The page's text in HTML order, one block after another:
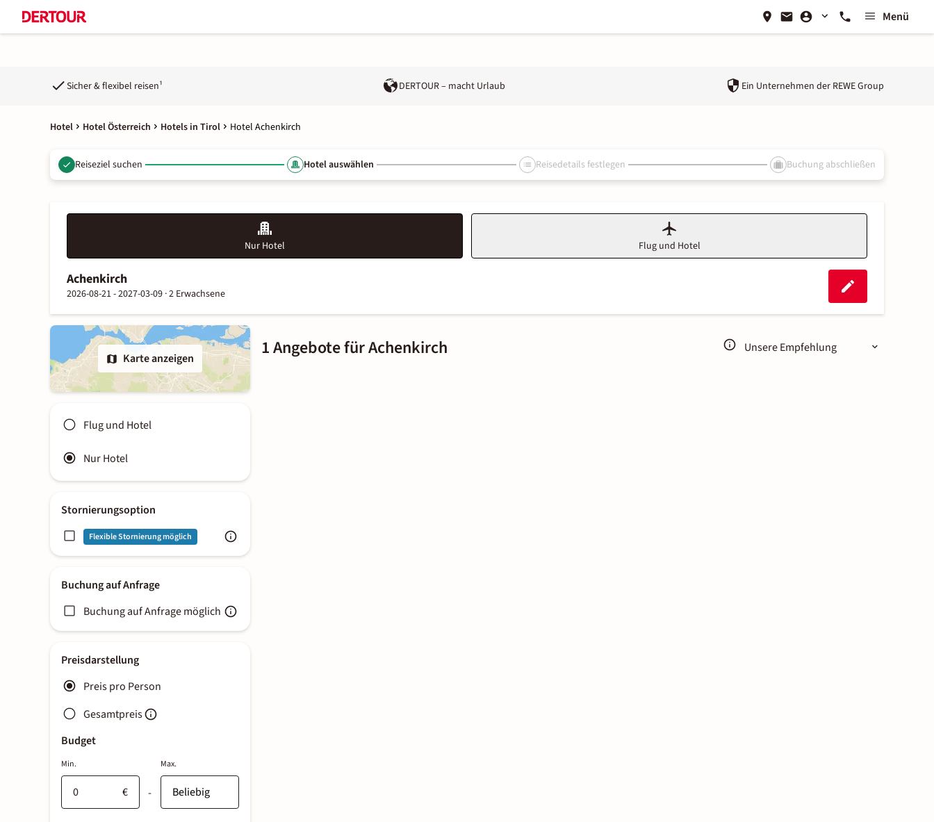
Menü
Sicher & flexibel reisen¹ DERTOUR – macht Urlaub Ein Unternehmen der REWE Group
Hotel Hotel Österreich Hotels in Tirol Hotel Achenkirch
Reiseziel suchen Hotel auswählen Reisedetails festlegen Buchung abschließen
Nur Hotel Flug und Hotel
Achenkirch
2026-08-21 - 2027-03-09 ·2 Erwachsene
Karte anzeigen
Flug und Hotel
Nur Hotel
Stornierungsoption
Flexible Stornierung möglich
Buchung auf Anfrage
Buchung auf Anfrage möglich
Preisdarstellung
Preis pro Person
Gesamtpreis
Budget
Min.
€ -
Max.
1 Angebote für Achenkirch